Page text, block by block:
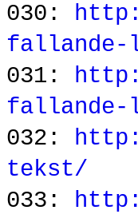
030:
031:
fallande-
032:
tekst/
033: